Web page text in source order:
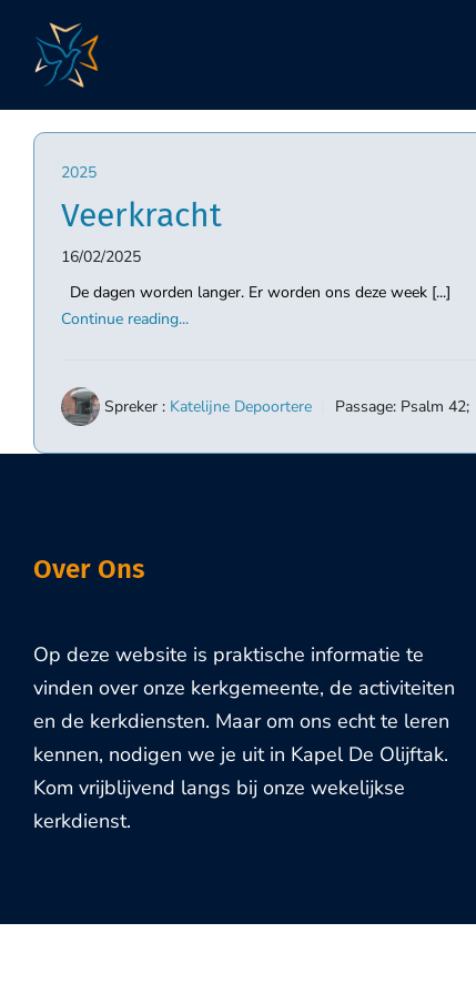
content
2025
Veerkracht
16/02/2025
De dagen worden langer. Er worden ons deze week [...]
Continue reading...
Spreker : Katelijne Depoortere Passage: Psalm 42;
Over Ons
Op deze website is praktische informatie te
vinden over onze kerkgemeente, de activiteiten
en de kerkdiensten. Maar om ons echt te leren
kennen, nodigen we je uit in Kapel De Olijftak.
Kom vrijblijvend langs bij onze wekelijkse
kerkdienst.